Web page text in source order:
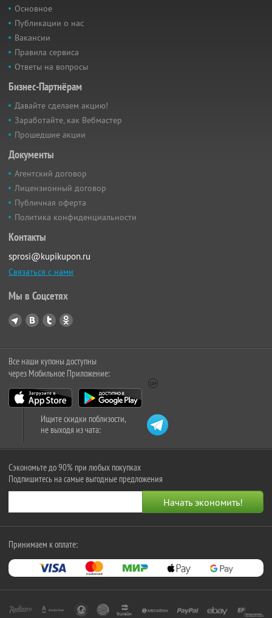
Основное
Публикации о нас
Вакансии
Правила сервиса
Ответы на вопросы
Бизнес-Партнёрам
Давайте сделаем акцию!
Заработайте, как Вебмастер
Прошедшие акции
Документы
Агентский договор
Лицензионный договор
Публичная оферта
Политика конфиденциальности
Контакты
sprosi@kupikupon.ru
Связаться с нами
Мы в Соцсетях
Все наши купоны доступны
через Мобильное Приложение:
Ищите скидки поблизости,
не выходя из чата:
Сэкономьте до 90% при любых покупках
Подпишитесь на самые выгодные предложения
Принимаем к оплате: